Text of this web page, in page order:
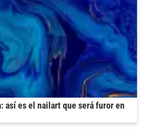
así es el nailart que será furor en